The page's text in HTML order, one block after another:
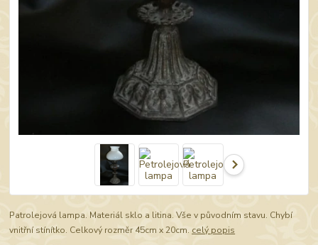
Patrolejová lampa. Materiál sklo a litina. Vše v původním stavu. Chybí
vnitřní stínítko. Celkový rozměr 45cm x 20cm. celý popis